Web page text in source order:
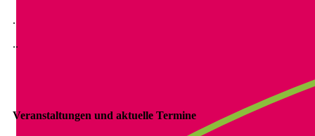
.
..
Veranstaltungen und aktuelle Termine